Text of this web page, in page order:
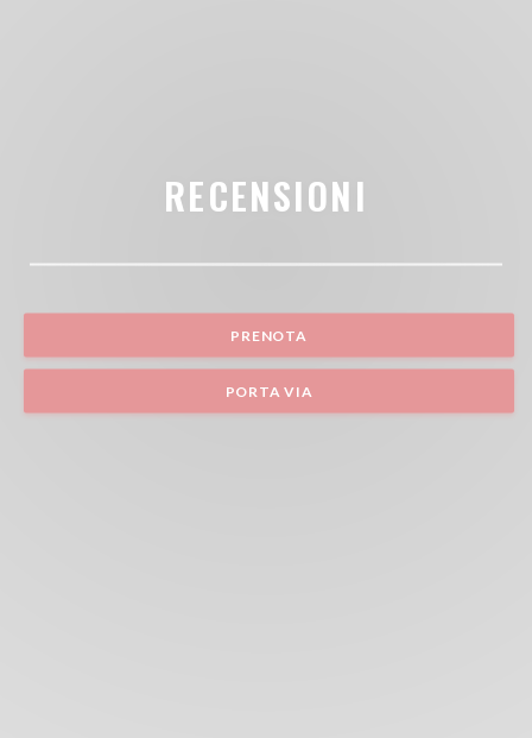
RECENSIONI
PRENOTA
PORTA VIA